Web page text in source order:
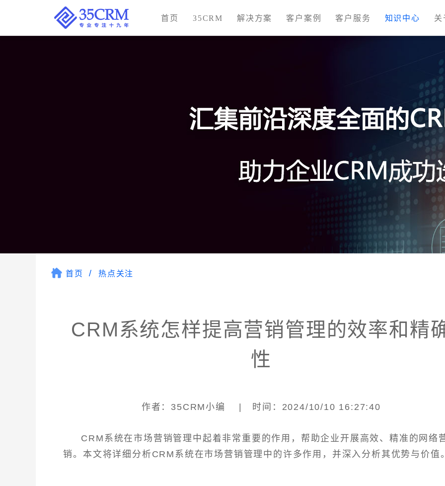
首页 35CRM 解决方案 客户案例 客户服务 知识中心 关
首页 热点关注
CRM系统怎样提高营销管理的效率和精
性
作者：35CRM小编 | 时间：2024/10/10 16:27:40
CRM系统在市场营销管理中起着非常重要的作用，帮助企业开展高效、精准的网络
销。本文将详细分析CRM系统在市场营销管理中的许多作用，并深入分析其优势与价值